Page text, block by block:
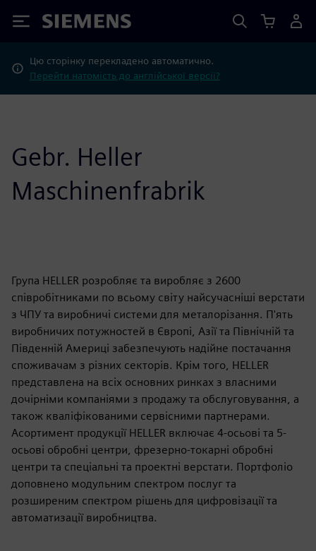
Siemens
Цю сторінку перекладено автоматично.
Перейти натомість до англійської версії?
Gebr. Heller
Maschinenfrabrik
Група HELLER розробляє та виробляє з 2600
співробітниками по всьому світу найсучасніші верстати
з ЧПУ та виробничі системи для металорізання. П'ять
виробничих потужностей в Європі, Азії та Північній та
Південній Америці забезпечують надійне постачання
споживачам з різних секторів. Крім того, HELLER
представлена на всіх основних ринках з власними
дочірніми компаніями з продажу та обслуговування, а
також кваліфікованими сервісними партнерами.
Асортимент продукції HELLER включає 4-осьові та 5-
осьові обробні центри, фрезерно-токарні обробні
центри та спеціальні та проектні верстати. Портфоліо
доповнено модульним спектром послуг та
розширеним спектром рішень для цифровізації та
автоматизації виробництва.